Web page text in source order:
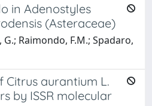
in Adenostyles
(Asteraceae)
Raimondo, F.M.; Spadaro,
Citrus aurantium L.
by ISSR molecular